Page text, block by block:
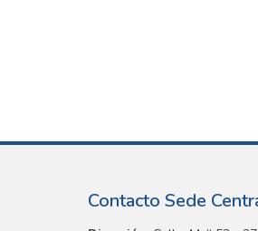
Contacto Sede